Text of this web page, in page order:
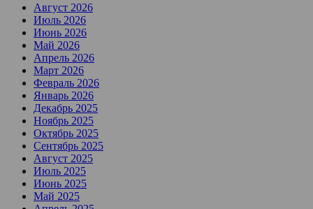
Август 2026
Июль 2026
Июнь 2026
Май 2026
Апрель 2026
Март 2026
Февраль 2026
Январь 2026
Декабрь 2025
Ноябрь 2025
Октябрь 2025
Сентябрь 2025
Август 2025
Июль 2025
Июнь 2025
Май 2025